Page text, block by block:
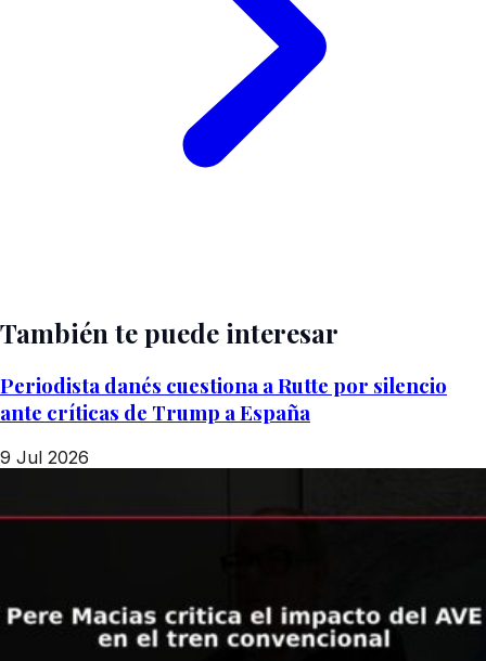
También te puede interesar
Periodista danés cuestiona a Rutte por silencio
ante críticas de Trump a España
9 Jul 2026